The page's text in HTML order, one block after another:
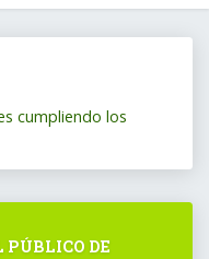
cumpliendo los
PÚBLICO DE